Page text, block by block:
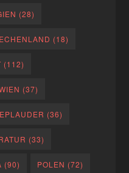
(28)
(18)
(112)
(37)
(36)
(33)
(90) POLEN (72)